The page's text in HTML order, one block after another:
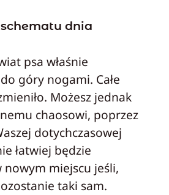
dnia
psa właśnie
góry nogami. Całe
Możesz jednak
chaosowi, poprzez
dotychczasowej
łatwiej będzie
nowym miejscu jeśli,
taki sam.